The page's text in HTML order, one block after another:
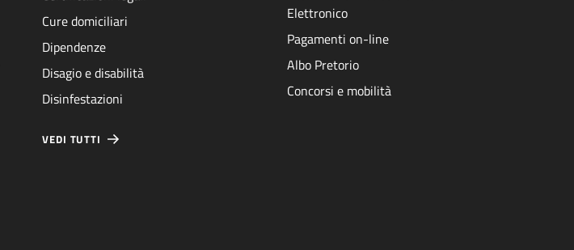
Cure domiciliari
Dipendenze
Disagio e disabilità
Disinfestazioni
VEDI TUTTI
Elettronico
Pagamenti on-line
Albo Pretorio
Concorsi e mobilità